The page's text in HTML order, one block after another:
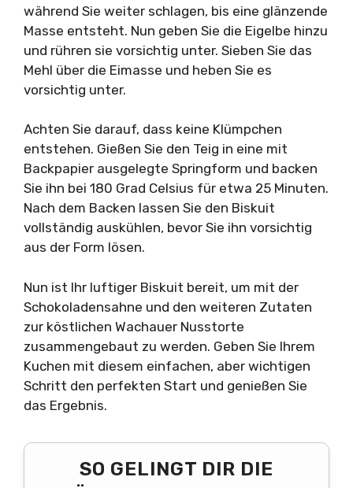
während Sie weiter schlagen, bis eine glänzende
Masse entsteht. Nun geben Sie die Eigelbe hinzu
und rühren sie vorsichtig unter. Sieben Sie das
Mehl über die Eimasse und heben Sie es
vorsichtig unter.
Achten Sie darauf, dass keine Klümpchen
entstehen. Gießen Sie den Teig in eine mit
Backpapier ausgelegte Springform und backen
Sie ihn bei 180 Grad Celsius für etwa 25 Minuten.
Nach dem Backen lassen Sie den Biskuit
vollständig auskühlen, bevor Sie ihn vorsichtig
aus der Form lösen.
Nun ist Ihr luftiger Biskuit bereit, um mit der
Schokoladensahne und den weiteren Zutaten
zur köstlichen Wachauer Nusstorte
zusammengebaut zu werden. Geben Sie Ihrem
Kuchen mit diesem einfachen, aber wichtigen
Schritt den perfekten Start und genießen Sie
das Ergebnis.
SO GELINGT DIR DIE